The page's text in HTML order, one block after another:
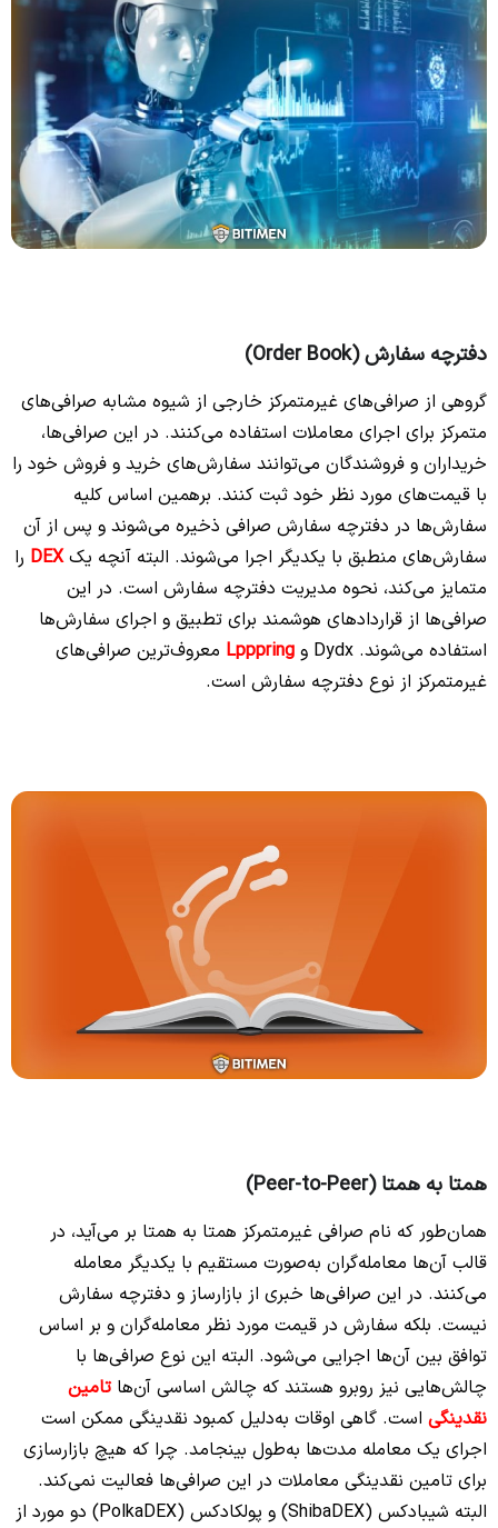
دفترچه سفارش (Order Book)
گروهی از صرافی‌های غیرمتمرکز خارجی از شیوه مشابه صرافی‌های
متمرکز برای اجرای معاملات استفاده می‌کنند. در این صرافی‌ها،
خریداران و فروشندگان می‌توانند سفارش‌های خرید و فروش خود را
با قیمت‌های مورد نظر خود ثبت کنند. برهمین اساس کلیه
سفارش‌ها در دفترچه سفارش صرافی ذخیره می‌شوند و پس از آن
سفارش‌های منطبق با یکدیگر اجرا می‌شوند. البته آنچه یکDEX را
متمایز می‌کند، نحوه مدیریت دفترچه سفارش است. در این
صرافی‌ها از قراردادهای هوشمند برای تطبیق و اجرای سفارش‌ها
استفاده می‌شوند. Dydx و
Lpppring معروف‌ترین صرافی‌های
غیرمتمرکز از نوع دفترچه سفارش است.
همتا به همتا (Peer-to-Peer)
همان‌طور که نام صرافی غیرمتمرکز همتا به همتا بر می‌آید، در
قالب آن‌ها معامله‌گران به‌صورت مستقیم با یکدیگر معامله
می‌کنند. در این صرافی‌ها خبری از بازارساز و دفترچه سفارش
نیست. بلکه سفارش در قیمت مورد نظر معامله‌گران و بر اساس
توافق بین آن‌ها اجرایی می‌شود. البته این نوع صرافی‌ها با
چالش‌هایی نیز روبرو هستند که چالش اساسی آن‌هاتامین
نقدینگی است. گاهی اوقات به‌دلیل کمبود نقدینگی ممکن است
اجرای یک معامله مدت‌ها به‌طول بینجامد. چرا که هیچ بازارسازی
برای تامین نقدینگی معاملات در این صرافی‌ها فعالیت نمی‌کند.
البته شیبادکس (ShibaDEX) و پولکادکس (PolkaDEX) دو مورد از